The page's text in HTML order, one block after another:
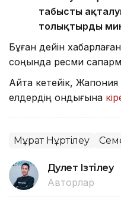
табысты
толықтырды
Бұған дейін
соңында ресми
Айта кетейік, Жапония
елдердің ондығына
Мұрат Нұртілеу
Дәулет Ізтілеу
Авторлар